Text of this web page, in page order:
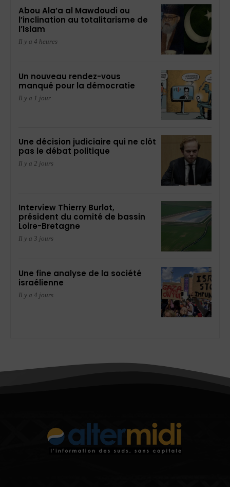
Abou Ala’a al Mawdoudi ou
l’inclination au totalitarisme de
l’Islam
Il y a 4 heures
Un nouveau rendez-vous
manqué pour la démocratie
Il y a 1 jour
Une décision judiciaire qui ne clôt
pas le débat politique
Il y a 2 jours
Interview Thierry Burlot,
président du comité de bassin
Loire-Bretagne
Il y a 3 jours
Une fine analyse de la société
israélienne
Il y a 4 jours